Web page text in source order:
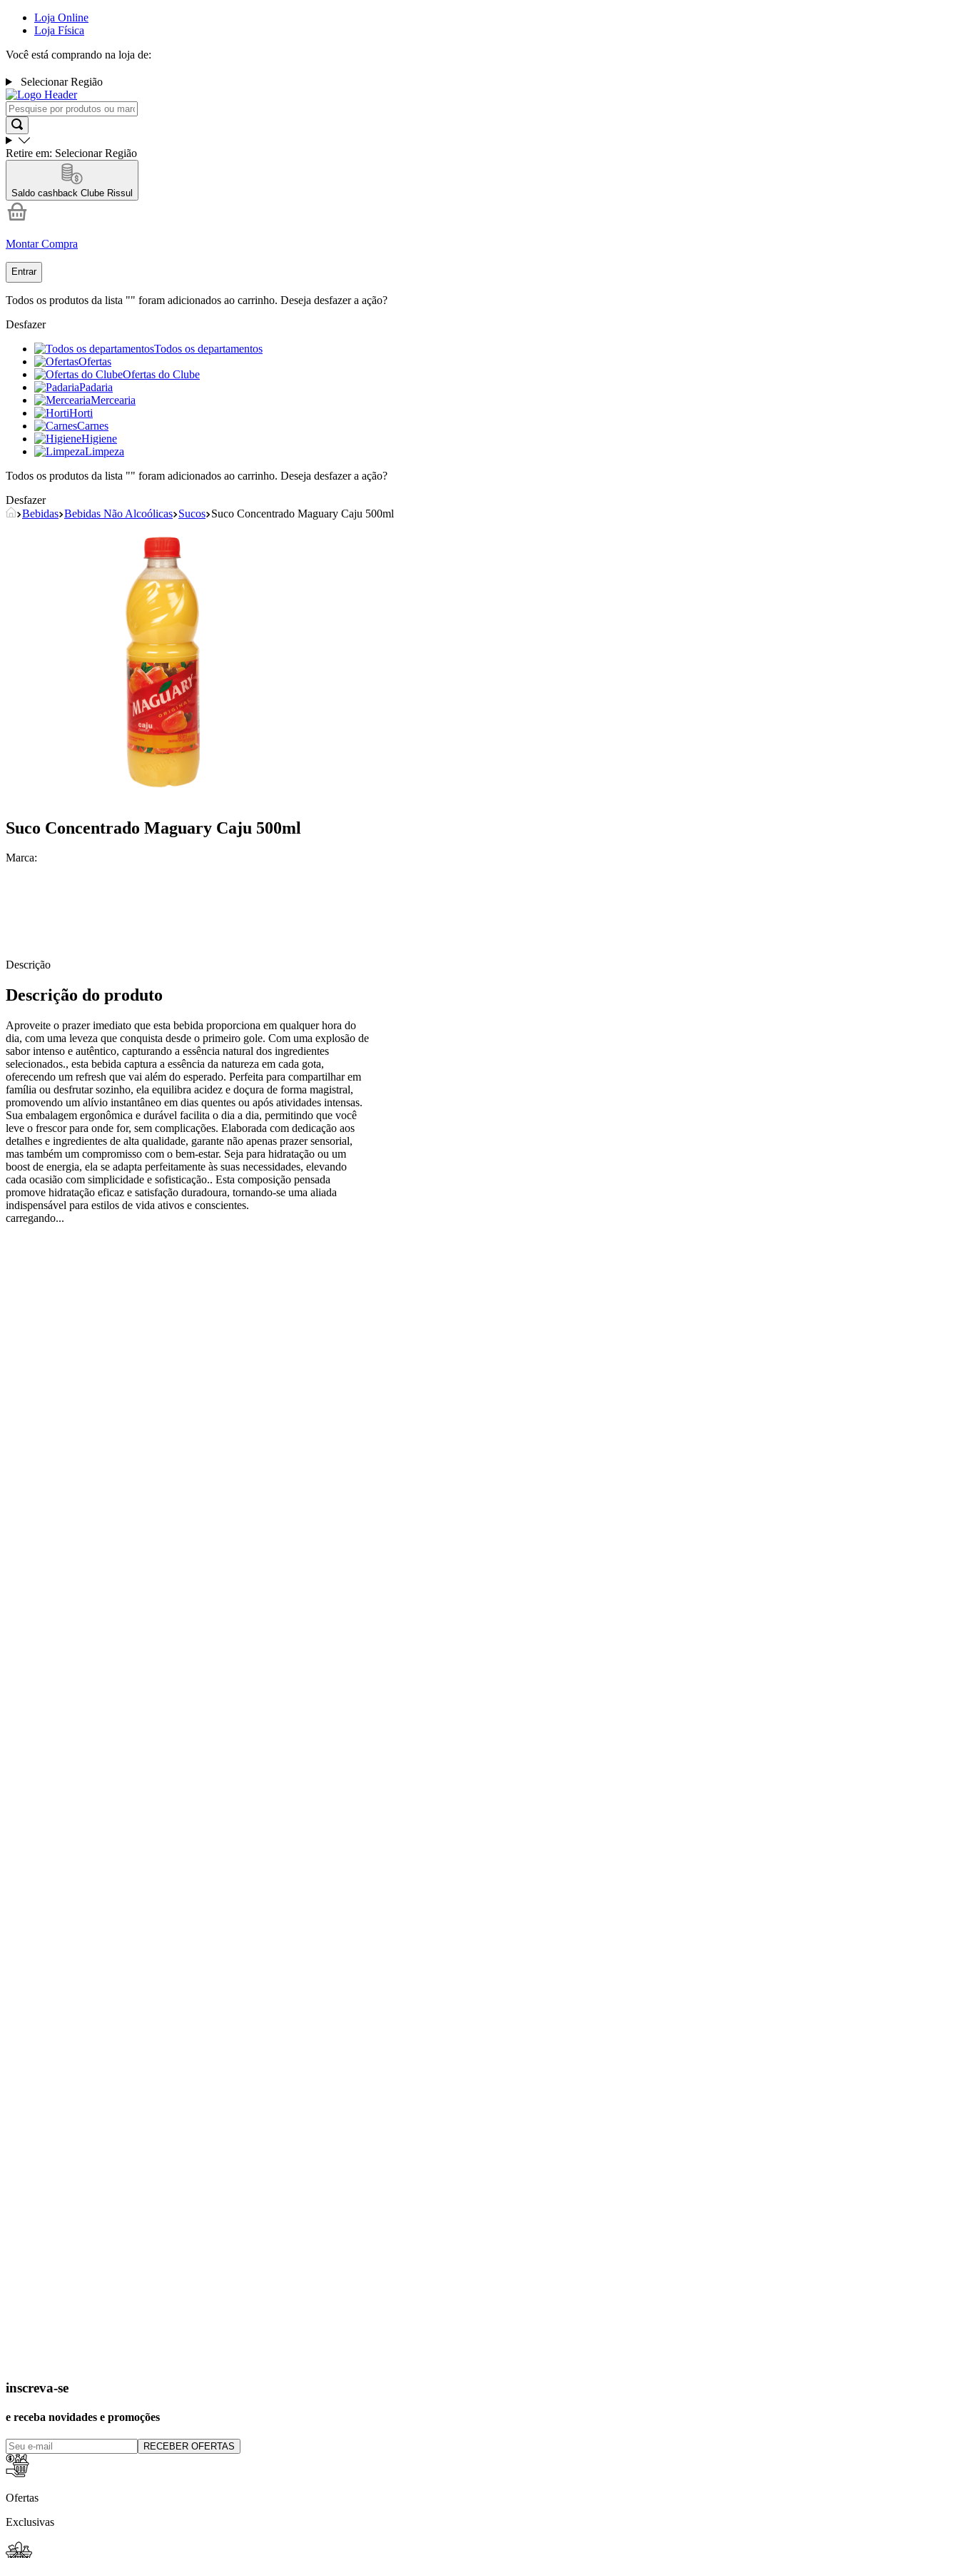
Loja Online
Loja Física
Você está comprando na loja de:
Selecionar Região
Retire em: Selecionar Região
Saldo cashback Clube Rissul
Montar Compra
Entrar
Todos os produtos da lista "" foram adicionados ao carrinho. Deseja desfazer a ação?
Desfazer
Todos os departamentos
Ofertas
Ofertas do Clube
Padaria
Mercearia
Horti
Carnes
Higiene
Limpeza
Todos os produtos da lista "" foram adicionados ao carrinho. Deseja desfazer a ação?
Desfazer
Bebidas Bebidas Não Alcoólicas Sucos Suco Concentrado Maguary Caju 500ml
Suco Concentrado Maguary Caju 500ml
Marca:
Descrição
Descrição do produto
Aproveite o prazer imediato que esta bebida proporciona em qualquer hora do
dia, com uma leveza que conquista desde o primeiro gole. Com uma explosão de
sabor intenso e autêntico, capturando a essência natural dos ingredientes
selecionados., esta bebida captura a essência da natureza em cada gota,
oferecendo um refresh que vai além do esperado. Perfeita para compartilhar em
família ou desfrutar sozinho, ela equilibra acidez e doçura de forma magistral,
promovendo um alívio instantâneo em dias quentes ou após atividades intensas.
Sua embalagem ergonômica e durável facilita o dia a dia, permitindo que você
leve o frescor para onde for, sem complicações. Elaborada com dedicação aos
detalhes e ingredientes de alta qualidade, garante não apenas prazer sensorial,
mas também um compromisso com o bem-estar. Seja para hidratação ou um
boost de energia, ela se adapta perfeitamente às suas necessidades, elevando
cada ocasião com simplicidade e sofisticação.. Esta composição pensada
promove hidratação eficaz e satisfação duradoura, tornando-se uma aliada
indispensável para estilos de vida ativos e conscientes.
carregando...
inscreva-se
e receba novidades e promoções
RECEBER OFERTAS
Ofertas
Exclusivas